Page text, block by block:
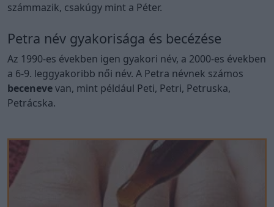
számmazik, csakúgy mint a Péter.
Petra név gyakorisága és becézése
Az 1990-es években igen gyakori név, a 2000-es években
a 6-9. leggyakoribb női név. A Petra névnek számos
becenevevan, mint például Peti, Petri, Petruska,
Petrácska.